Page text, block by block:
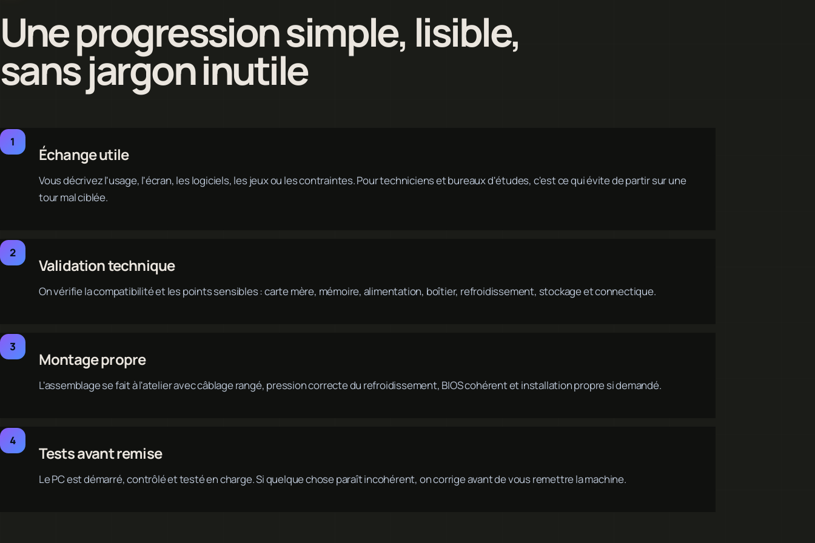
Une progression simple, lisible,
sans jargon inutile
Échange utile
Vous décrivez l'usage, l'écran, les logiciels, les jeux ou les contraintes. Pour techniciens et bureaux d'études, c'est ce qui évite de partir sur une
tour mal ciblée.
Validation technique
On vérifie la compatibilité et les points sensibles : carte mère, mémoire, alimentation, boîtier, refroidissement, stockage et connectique.
Montage propre
L'assemblage se fait à l'atelier avec câblage rangé, pression correcte du refroidissement, BIOS cohérent et installation propre si demandé.
Tests avant remise
Le PC est démarré, contrôlé et testé en charge. Si quelque chose paraît incohérent, on corrige avant de vous remettre la machine.